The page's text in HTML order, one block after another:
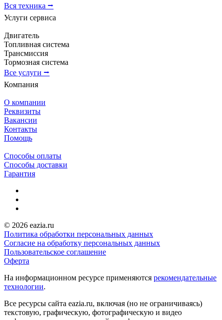
Вся техника ⭢
Услуги сервиса
Двигатель
Топливная система
Трансмиссия
Тормозная система
Все услуги ⭢
Компания
О компании
Реквизиты
Вакансии
Контакты
Помощь
Способы оплаты
Способы доставки
Гарантия
© 2026 eazia.ru
Политика обработки персональных данных
Согласие на обработку персональных данных
Пользовательское соглашение
Оферта
На информационном ресурсе применяются рекомендательные
технологии.
Все ресурсы сайта eazia.ru, включая (но не ограничиваясь)
текстовую, графическую, фотографическую и видео